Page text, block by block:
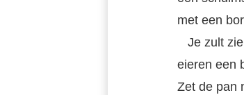
met een
Je zult
eieren een
Zet de pan